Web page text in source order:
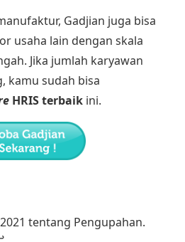
Gadjian juga bisa
usaha lain dengan skala
Jika jumlah karyawan
kamu sudah bisa
HRIS terbaik ini.
tentang Pengupahan.